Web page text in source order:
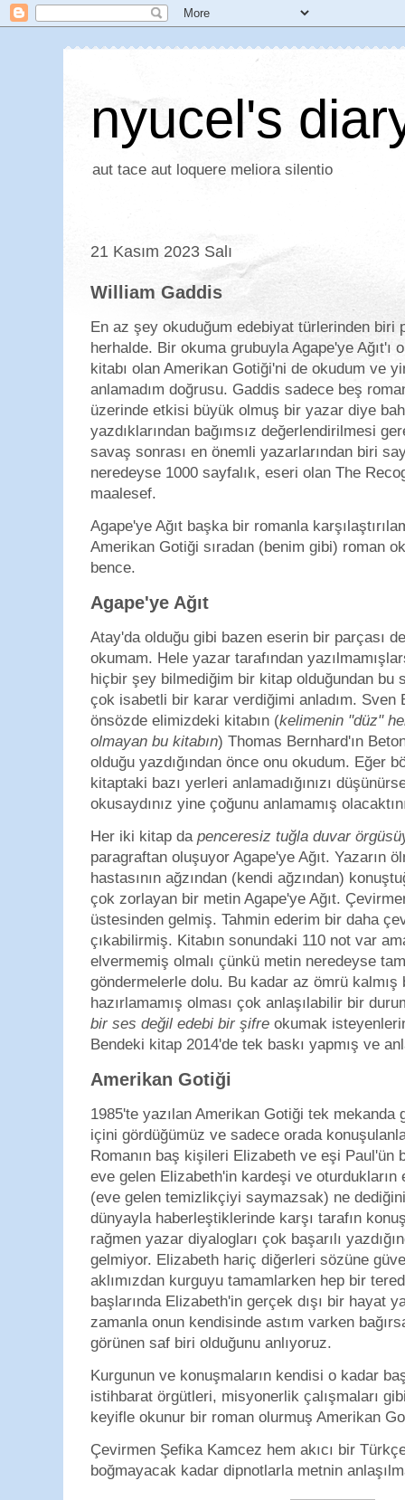
nyucel's
aut tace aut loquere meliora silentio
21 Kasım 2023 Salı
William Gaddis
En az şey okuduğum edebiyat türlerinden biri
herhalde. Bir okuma grubuyla Agape'ye Ağıt'ı
kitabı olan Amerikan Gotiği'ni de okudum ve
anlamadım doğrusu. Gaddis sadece beş
üzerinde etkisi büyük olmuş bir yazar diye
yazdıklarından bağımsız değerlendirilmesi
savaş sonrası en önemli yazarlarından biri
neredeyse 1000 sayfalık, eseri olan The
maalesef.
Agape'ye Ağıt başka bir romanla
Amerikan Gotiği sıradan (benim gibi) roman
bence.
Agape'ye Ağıt
Atay'da olduğu gibi bazen eserin bir parçası
okumam. Hele yazar tarafından
hiçbir şey bilmediğim bir kitap olduğundan bu
çok isabetli bir karar verdiğimi anladım. Sven
önsözde elimizdeki kitabın (kelimenin "düz"
olmayan bu kitabın) Thomas Bernhard'ın
olduğu yazdığından önce onu okudum. Eğer
kitaptaki bazı yerleri anlamadığınızı
okusaydınız yine çoğunu anlamamış
Her iki kitap da penceresiz tuğla duvar
paragraftan oluşuyor Agape'ye Ağıt. Yazarın
hastasının ağzından (kendi ağzından)
çok zorlayan bir metin Agape'ye Ağıt.
üstesinden gelmiş. Tahmin ederim bir daha
çıkabilirmiş. Kitabın sonundaki 110 not var
elvermemiş olmalı çünkü metin neredeyse
göndermelerle dolu. Bu kadar az ömrü kalmış
hazırlamamış olması çok anlaşılabilir bir
bir ses değil edebi bir şifre okumak
Bendeki kitap 2014'de tek baskı yapmış ve
Amerikan Gotiği
1985'te yazılan Amerikan Gotiği tek
içini gördüğümüz ve sadece orada
Romanın baş kişileri Elizabeth ve eşi Paul'ün
eve gelen Elizabeth'in kardeşi ve
(eve gelen temizlikçiyi saymazsak) ne
dünyayla haberleştiklerinde karşı tarafın
rağmen yazar diyalogları çok başarılı
gelmiyor. Elizabeth hariç diğerleri sözüne
aklımızdan kurguyu tamamlarken hep bir
başlarında Elizabeth'in gerçek dışı bir hayat
zamanla onun kendisinde astım varken
görünen saf biri olduğunu anlıyoruz.
Kurgunun ve konuşmaların kendisi o kadar
istihbarat örgütleri, misyonerlik çalışmaları
keyifle okunur bir roman olurmuş Amerikan
Çevirmen Şefika Kamcez hem akıcı bir
boğmayacak kadar dipnotlarla metnin